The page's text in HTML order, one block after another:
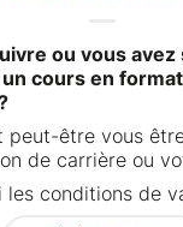
ou vous avez
cours en
peut-être vous
de carrière ou
les conditions de